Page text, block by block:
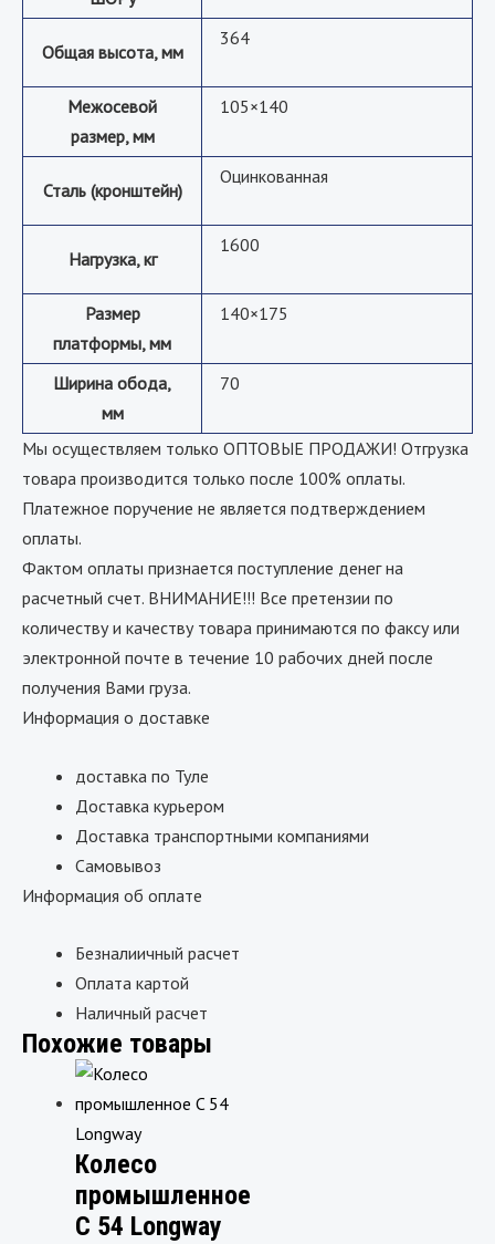
Общая высота, мм
364
Межосевой
размер, мм
105×140
Сталь (кронштейн)
Оцинкованная
Нагрузка, кг
1600
Размер
платформы, мм
140×175
Ширина обода,
мм
70
Мы осуществляем только ОПТОВЫЕ ПРОДАЖИ! Отгрузка
товара производится только после 100% оплаты.
Платежное поручение не является подтверждением
оплаты.
Фактом оплаты признается поступление денег на
расчетный счет. ВНИМАНИЕ!!! Все претензии по
количеству и качеству товара принимаются по факсу или
электронной почте в течение 10 рабочих дней после
получения Вами груза.
Информация о доставке
доставка по Туле
Доставка курьером
Доставка транспортными компаниями
Самовывоз
Информация об оплате
Безналиичный расчет
Оплата картой
Наличный расчет
Похожие товары
Колесо
промышленное
C 54 Longway